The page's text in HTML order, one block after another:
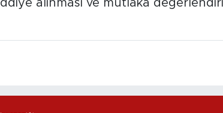
alınması ve mutlaka